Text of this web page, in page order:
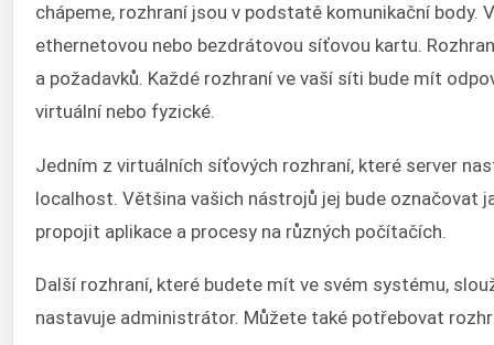
chápeme, rozhraní jsou v podstatě komunikační body.
ethernetovou nebo bezdrátovou síťovou kartu.
a požadavků. Každé rozhraní ve vaší síti bude mít
virtuální nebo fyzické.
Jedním z virtuálních síťových rozhraní, které server
localhost. Většina vašich nástrojů jej bude označovat
propojit aplikace a procesy na různých počítačích.
Další rozhraní, které budete mít ve svém systému,
nastavuje administrátor. Můžete také potřebovat